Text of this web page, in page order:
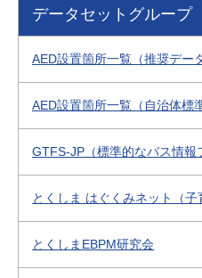
データセットグループ
AED設置箇所一覧（推奨デー
AED設置箇所一覧（自治体標
GTFS-JP（標準的なバス情報
とくしま はぐくみネット（子
とくしまEBPM研究会